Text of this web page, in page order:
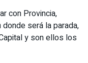
con Provincia,
será la parada,
y son ellos los